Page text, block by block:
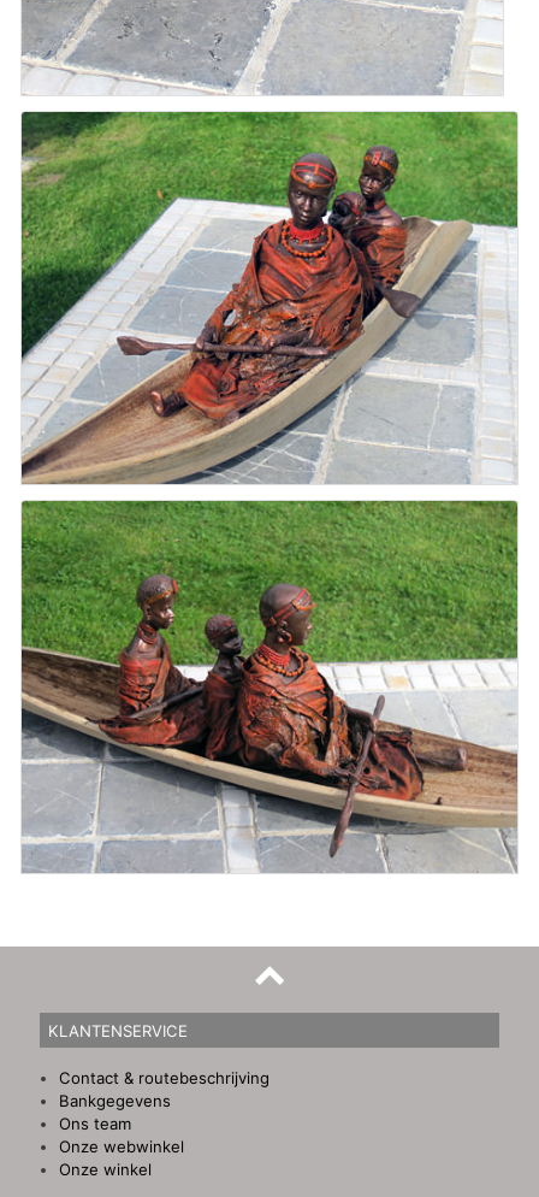
KLANTENSERVICE
Contact & routebeschrijving
Bankgegevens
Ons team
Onze webwinkel
Onze winkel